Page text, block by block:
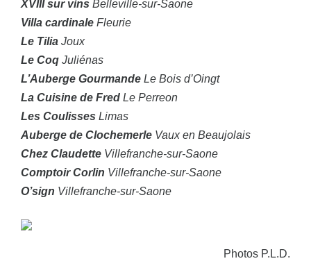
XVIII sur vins Belleville-sur-Saone
Villa cardinale Fleurie
Le Tilia Joux
Le Coq Juliénas
L’Auberge Gourmande Le Bois d’Oingt
La Cuisine de Fred Le Perreon
Les Coulisses Limas
Auberge de Clochemerle Vaux en Beaujolais
Chez Claudette Villefranche-sur-Saone
Comptoir Corlin Villefranche-sur-Saone
O’sign Villefranche-sur-Saone
Photos P.L.D.